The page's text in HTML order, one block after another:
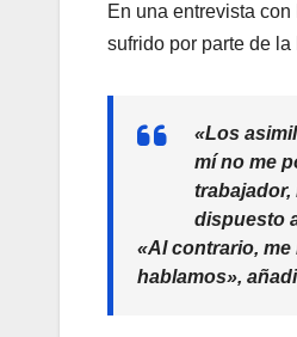
En una entrevista
sufrido por parte de
«Los
mí no me
trabajador,
dispuesto
«Al contrario,
hablamos»,